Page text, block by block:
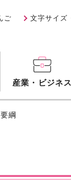
ご 文字サイズ
産業・ビジネス
綱